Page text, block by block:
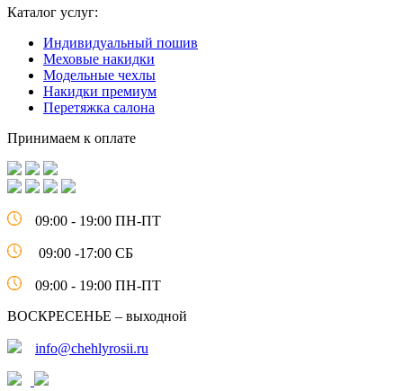
Каталог услуг:
Индивидуальный пошив
Меховые накидки
Модельные чехлы
Накидки премиум
Перетяжка салона
Принимаем к оплате
09:00 - 19:00 ПН-ПТ
09:00 -17:00 СБ
09:00 - 19:00 ПН-ПТ
ВОСКРЕСЕНЬЕ – выходной
info@chehlyrosii.ru